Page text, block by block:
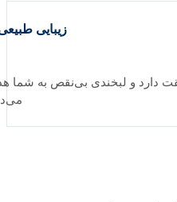
زیبایی طبیعی با
و لبخندی بی‌نقص به شما هدیه
می‌دهد